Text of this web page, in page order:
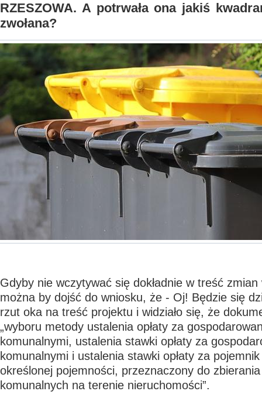
RZESZOWA. A potrwała ona jakiś
zwołana?
Gdyby nie wczytywać się dokładnie w treść zmian
można by dojść do wniosku, że - Oj! Będzie się
rzut oka na treść projektu i widziało się, że
„wyboru metody ustalenia opłaty za
komunalnymi, ustalenia stawki opłaty za
komunalnymi i ustalenia stawki opłaty za
określonej pojemności, przeznaczony do
komunalnych na terenie nieruchomości”.